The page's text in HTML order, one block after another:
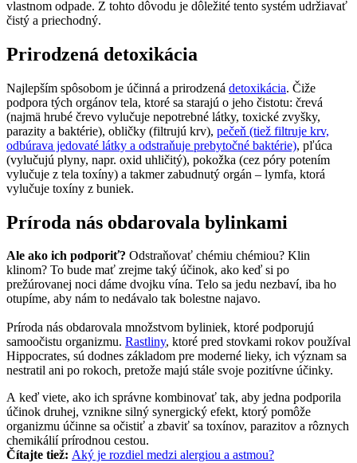
vlastnom odpade. Z tohto dôvodu je dôležité tento systém udržiavať
čistý a priechodný.
Prirodzená detoxikácia
Najlepším spôsobom je účinná a prirodzená detoxikácia. Čiže
podpora tých orgánov tela, ktoré sa starajú o jeho čistotu: črevá
(najmä hrubé črevo vylučuje nepotrebné látky, toxické zvyšky,
parazity a baktérie), obličky (filtrujú krv), pečeň (tiež filtruje krv,
odbúrava jedovaté látky a odstraňuje prebytočné baktérie), pľúca
(vylučujú plyny, napr. oxid uhličitý), pokožka (cez póry potením
vylučuje z tela toxíny) a takmer zabudnutý orgán – lymfa, ktorá
vylučuje toxíny z buniek.
Príroda nás obdarovala bylinkami
Ale ako ich podporiť? Odstraňovať chémiu chémiou? Klin
klinom? To bude mať zrejme taký účinok, ako keď si po
prežúrovanej noci dáme dvojku vína. Telo sa jedu nezbaví, iba ho
otupíme, aby nám to nedávalo tak bolestne najavo.
Príroda nás obdarovala množstvom byliniek, ktoré podporujú
samoočistu organizmu. Rastliny, ktoré pred stovkami rokov používal
Hippocrates, sú dodnes základom pre moderné lieky, ich význam sa
nestratil ani po rokoch, pretože majú stále svoje pozitívne účinky.
A keď viete, ako ich správne kombinovať tak, aby jedna podporila
účinok druhej, vznikne silný synergický efekt, ktorý pomôže
organizmu účinne sa očistiť a zbaviť sa toxínov, parazitov a rôznych
chemikálií prírodnou cestou.
Čítajte tiež: Aký je rozdiel medzi alergiou a astmou?